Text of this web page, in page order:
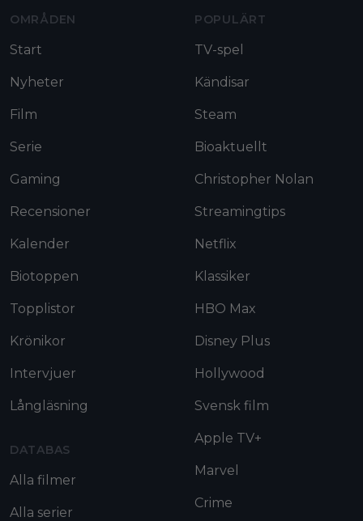
OMRÅDEN
Start
Nyheter
Film
Serie
Gaming
Recensioner
Kalender
Biotoppen
Topplistor
Krönikor
Intervjuer
Långläsning
DATABAS
Alla filmer
Alla serier
POPULÄRT
TV-spel
Kändisar
Steam
Bioaktuellt
Christopher Nolan
Streamingtips
Netflix
Klassiker
HBO Max
Disney Plus
Hollywood
Svensk film
Apple TV+
Marvel
Crime